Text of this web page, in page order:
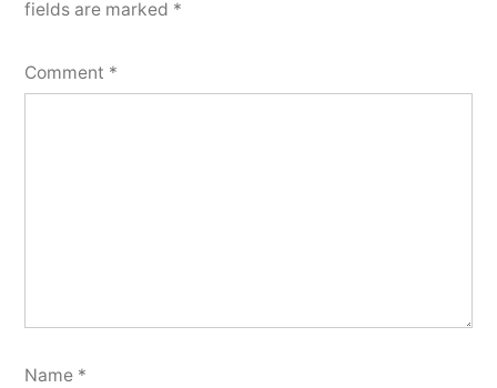
fields are marked *
Comment *
Name *